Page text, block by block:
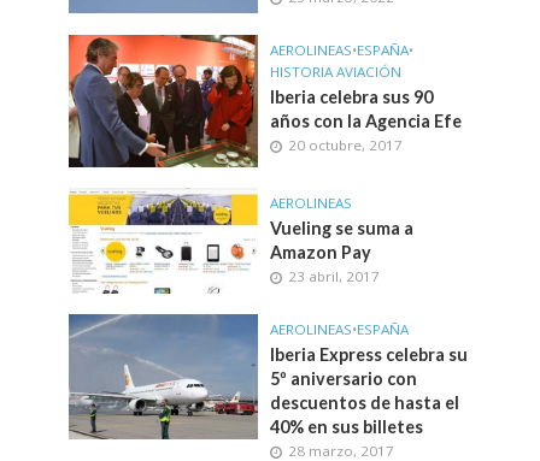
AEROLINEAS•ESPAÑA•
HISTORIA AVIACIÓN
Iberia celebra sus 90
años con la Agencia Efe
20 octubre, 2017
AEROLINEAS
Vueling se suma a
Amazon Pay
23 abril, 2017
AEROLINEAS•ESPAÑA
Iberia Express celebra su
5º aniversario con
descuentos de hasta el
40% en sus billetes
28 marzo, 2017